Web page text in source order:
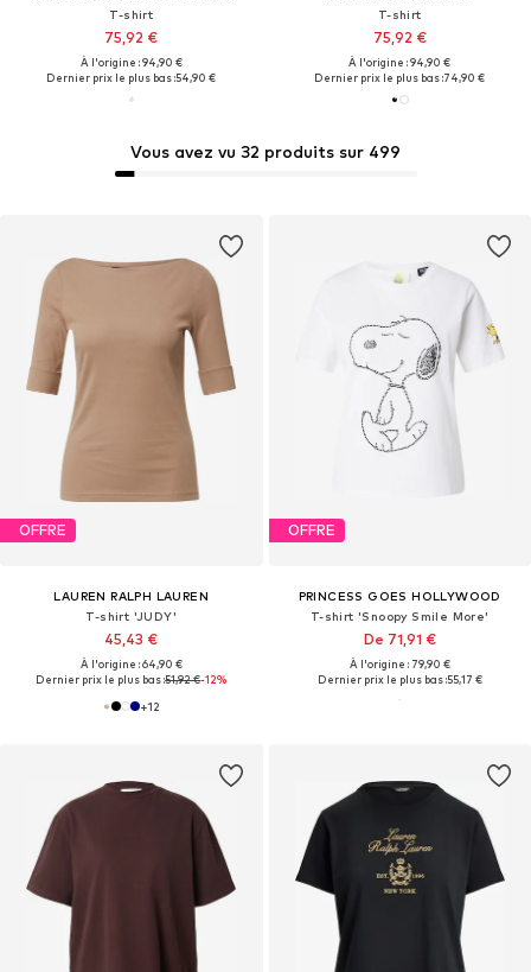
T-shirt
75,92 €
À l'origine : 94,90 €
Dernier prix le plus bas :54,90 €
T-shirt
75,92 €
À l'origine : 94,90 €
Dernier prix le plus bas :74,90 €
OFFRE
LAUREN RALPH LAUREN
T-shirt 'JUDY'
45,43 €
À l'origine : 64,90 €
Dernier prix le plus bas :51,92 €-12%
+12
OFFRE
PRINCESS GOES HOLLYWOOD
T-shirt 'Snoopy Smile More'
De 71,91 €
À l'origine : 79,90 €
Dernier prix le plus bas :55,17 €
Vous avez vu 32 produits sur 499